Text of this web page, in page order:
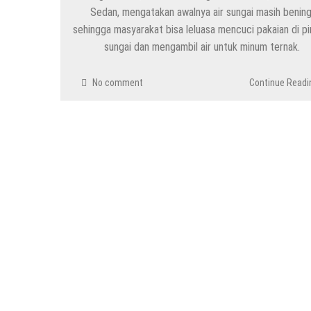
Sedan, mengatakan awalnya air sungai masih
sehingga masyarakat bisa leluasa mencuci pakaian di
sungai dan mengambil air untuk minum ternak.
No comment Continue